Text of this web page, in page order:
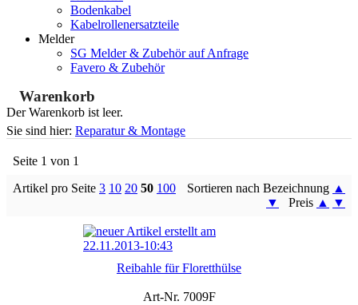
Bodenkabel
Kabelrollenersatzteile
Melder
SG Melder & Zubehör auf Anfrage
Favero & Zubehör
Warenkorb
Der Warenkorb ist leer.
Sie sind hier: Reparatur & Montage
Seite 1 von 1
Artikel pro Seite 3 10 20 50 100 Sortieren nach Bezeichnung ▲
▼
Preis ▲ ▼
Reibahle für Floretthülse
Art-Nr. 7009F